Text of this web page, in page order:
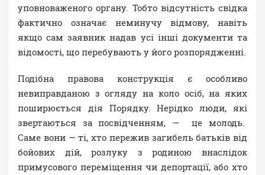
уповноваженого органу. Тобто відсутність свідка
фактично означає неминучу відмову, навіть
якщо сам заявник надав усі інші документи та
відомості, що перебувають у його розпорядженні.
Подібна правова конструкція є особливо
невиправданою з огляду на коло осіб, на яких
поширюється дія Порядку. Нерідко люди, які
звертаються за посвідченням, — це молодь.
Саме вони — ті, хто пережив загибель батьків від
бойових дій, розлуку з родиною внаслідок
примусового переміщення чи депортації, або хто